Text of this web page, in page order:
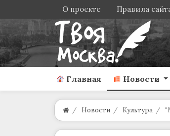
О проекте Правила
Главная Новости
Новости Культура